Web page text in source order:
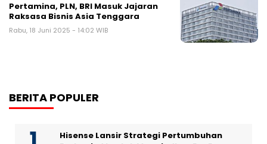
Pertamina, PLN, BRI Masuk Jajaran
Raksasa Bisnis Asia Tenggara
Rabu, 18 Juni 2025 - 14:02 WIB
BERITA POPULER
Hisense Lansir Strategi Pertumbuhan